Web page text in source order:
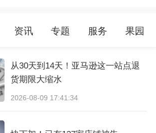
资讯 专题 服务 果园
从30天到14天！亚马逊这一站点退
货期限大缩水
2026-08-09 17:41:34